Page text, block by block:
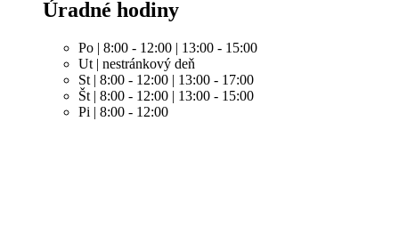
Úradné hodiny
Po | 8:00 - 12:00 | 13:00 - 15:00
Ut | nestránkový deň
St | 8:00 - 12:00 | 13:00 - 17:00
Št | 8:00 - 12:00 | 13:00 - 15:00
Pi | 8:00 - 12:00